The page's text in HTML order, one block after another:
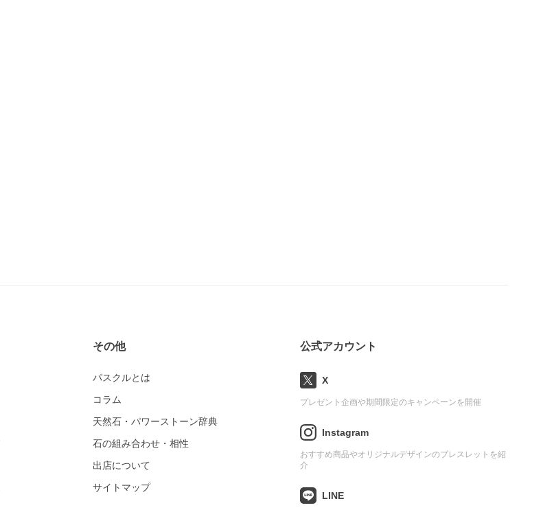
その他
パスクルとは
コラム
天然石・パワーストーン辞典
石の組み合わせ・相性
出店について
サイトマップ
公式アカウント
X
プレゼント企画や期間限定のキャンペーンを開催
Instagram
おすすめ商品やオリジナルデザインのブレスレットを紹
介
LINE